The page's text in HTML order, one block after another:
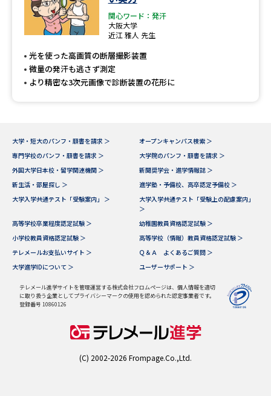
大学研究
大学で学べる内容や特徴を調べる
データサイエンス特集 奨学金・特待生制度特集
デジタルパンフレット 進路の３択
（高3生用）
新学年スタート号特集ページ
（高2生用）
SELFBRAND特集ページ
オープンキャンパスなどを調べる
関心ワード：発汗
大阪大学
近江 雅人 先生
光を使った高画質の断層撮影装置
微量の発汗も逃さず測定
より精密な3次元画像で診断装置の花形に
大学・短大のパンフ・願書を請求 ＞
オープンキャンパス検索 ＞
専門学校のパンフ・願書を請求 ＞
大学院のパンフ・願書を請求 ＞
外国大学日本校・留学関連機関 ＞
新聞奨学会・進学情報誌 ＞
新生活・部屋探し ＞
進学塾・予備校、高卒認定予備校 ＞
大学入学共通テスト「受験案内」 ＞
大学入学共通テスト「受験上の配慮案内」
＞
高等学校卒業程度認定試験 ＞
幼稚園教員資格認定試験 ＞
小学校教員資格認定試験 ＞
高等学校（情報）教員資格認定試験 ＞
テレメールお支払いサイト ＞
Ｑ＆Ａ よくあるご質問 ＞
大学進学IDについて ＞
ユーザーサポート ＞
テレメール進学サイトを管理運営する株式会社フロムページは、個人情報を適切
に取り扱う企業としてプライバシーマークの使用を認められた認定事業者です。
登録番号 10860126
(C) 2002-2026 Frompage.Co.,Ltd.